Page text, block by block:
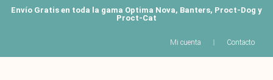
Envío Gratis en toda la gama Optima Nova, Banters, Proct-Dog y
Proct-Cat
Mi cuenta Contacto